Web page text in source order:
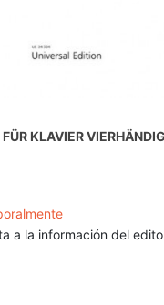
KLAVIER
a la información del